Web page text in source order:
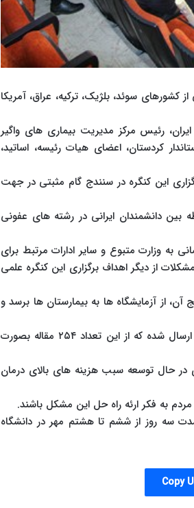
سوئد، بلژیک، ترکیه، عراق، آمریکا
رئیس مرکز مدیریت بیماری های واگیر
کردستان، اعضای هیات رئیسه، اساتید،
این کنگره در سنندج گام مثبتی در جهت
بین دانشمندان ایرانی در رشته های عفونی
به وزارت متبوع و سایر ادارات مرتبط برای
از دیگر اهداف برگزاری این کنگره علمی
از آزمایشگاه ها به بیمارستان ها برسد و
دبیر دهمین کنگره میکروبیولوژی بالینی گفت: ۳۵۰ مقاله به دفتر کنگره ارسال شده که از این تعداد ۲۵۴ مقاله بصورت
در حال توسعه سبب هزینه های بالای درمان
به فکر ارئه راه حل این مشکل باشند.
مدت سه روز از ششم تا هشتم مهر در دانشگاه
Copy